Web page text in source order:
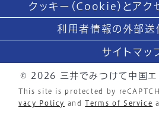
クッキー（Cookie）とアク
利用者情報の外部送
サイトマッ
© 2026 三井でみつけて中国エ
This site is protected by
vacy Policy andTerms of Service